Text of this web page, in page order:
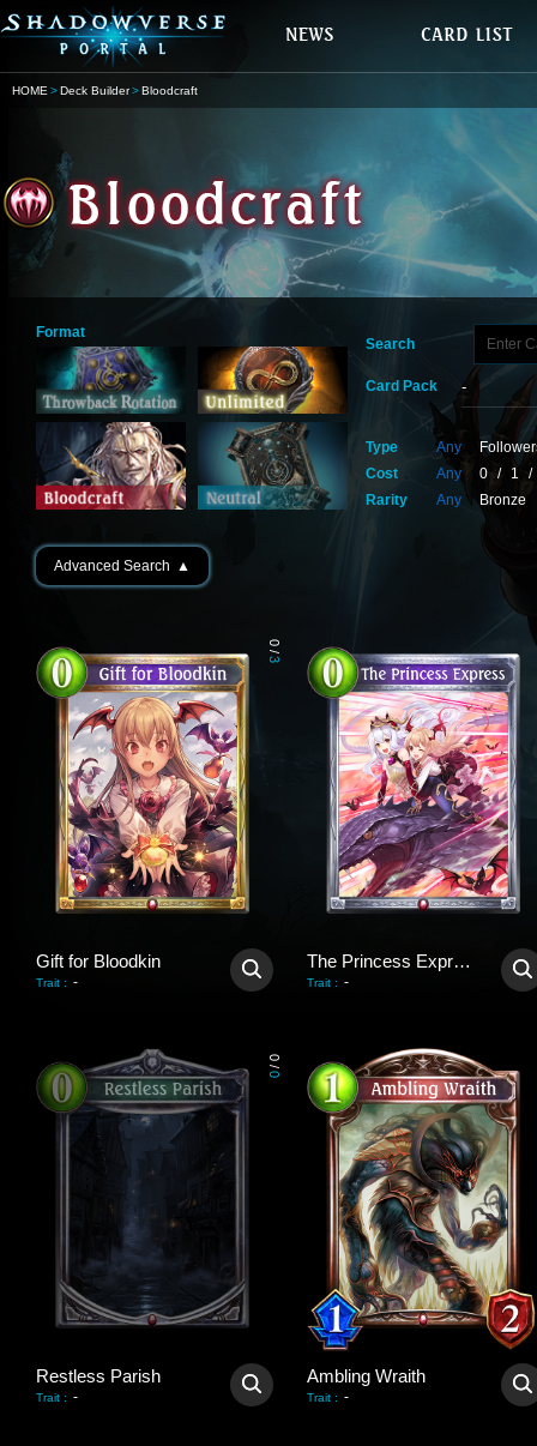
HOME Deck Builder Bloodcraft
Format
Search
Card Pack
Type Any
Cost
Any 0 / 1 /
Rarity
Any Bronze
Advanced Search ▲
0
/
3
Gift for Bloodkin
Trait : -
The Princess Express
Trait : -
0
/
0
Restless Parish
Trait : -
Ambling Wraith
Trait : -